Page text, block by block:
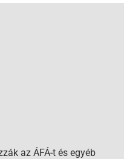
az ÁFÁ-t és egyéb